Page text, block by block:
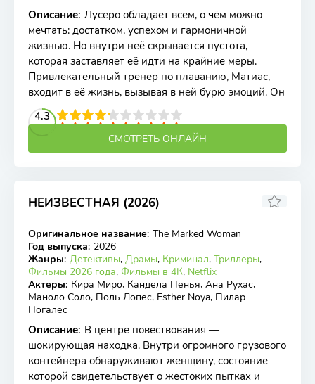
Описание: Лусеро обладает всем, о чём можно
мечтать: достатком, успехом и гармоничной
жизнью. Но внутри неё скрывается пустота,
которая заставляет её идти на крайние меры.
Привлекательный тренер по плаванию, Матиас,
входит в её жизнь, вызывая в ней бурю эмоций. Он
4.3
4 5 6 7 8 9 10
СМОТРЕТЬ ОНЛАЙН
НЕИЗВЕСТНАЯ (2026)
WEB-DL
5.38
Оригинальное название: The Marked Woman
Год выпуска: 2026
Жанры: Детективы, Драмы, Криминал, Триллеры,
Фильмы 2026 года, Фильмы в 4К, Netflix
Актеры: Кира Миро, Кандела Пенья, Ана Рухас,
Маноло Соло, Поль Лопес, Esther Noya, Пилар
Ногалес
Описание: В центре повествования —
шокирующая находка. Внутри огромного грузового
контейнера обнаруживают женщину, состояние
которой свидетельствует о жестоких пытках и